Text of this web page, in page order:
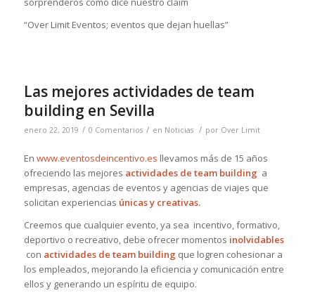
“Over Limit Eventos; eventos que dejan huellas”
Las mejores actividades de team
building en Sevilla
enero 22, 2019 / 0 Comentarios / en Noticias / por Over Limit
En www.eventosdeincentivo.es llevamos más de 15 años
ofreciendo las mejores actividades de team building a
empresas, agencias de eventos y agencias de viajes que
solicitan experiencias únicas y creativas.
Creemos que cualquier evento, ya sea incentivo, formativo,
deportivo o recreativo, debe ofrecer momentos inolvidables
con actividades de team building que logren cohesionar a
los empleados, mejorando la eficiencia y comunicación entre
ellos y generando un espíritu de equipo.